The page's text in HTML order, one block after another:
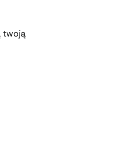
twoją